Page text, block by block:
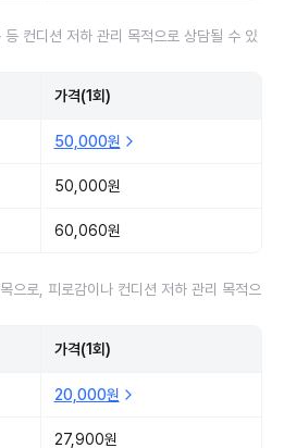
컨디션 저하 관리 목적으로 상담될 수 있
가격(1회)
50,000원
50,000원
60,060원
으로, 피로감이나 컨디션 저하 관리 목적으
가격(1회)
20,000원
27,900원